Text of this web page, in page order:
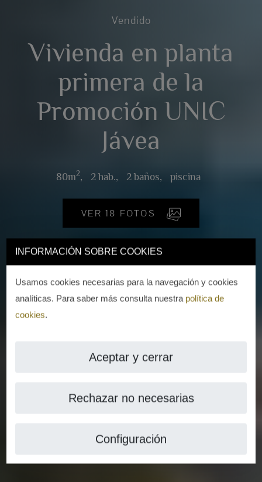
INFORMACIÓN SOBRE COOKIES
Usamos cookies necesarias para la navegación y cookies
analíticas. Para saber más consulta nuestra política de
cookies.
Aceptar y cerrar
Rechazar no necesarias
Configuración
Vendido
Vivienda en planta
primera de la
Promoción UNIC
Jávea
80m2, 2 hab., 2 baños, piscina
VER 18 FOTOS